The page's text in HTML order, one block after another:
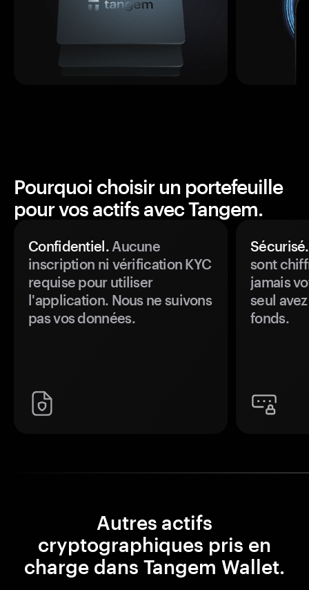
Pourquoi choisir un portefeuille
pour vos actifs avec Tangem.
Confidentiel.Aucune
inscription ni vérification KYC
requise pour utiliser
l'application. Nous ne suivons
pas vos données.
Sécurisé.
sont
jamais
seul
fonds.
Autres actifs
cryptographiques pris en
charge dans Tangem Wallet.